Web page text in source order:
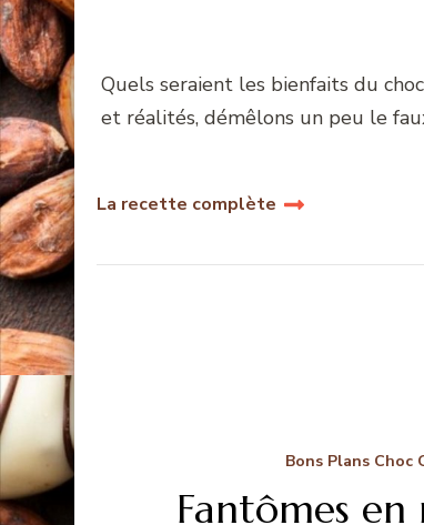
Quels seraient les bienfaits du
et réalités, démêlons un peu le
La recette complète
Bons Plans Choc
Fantômes